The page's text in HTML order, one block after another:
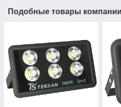
Подобные товары компании